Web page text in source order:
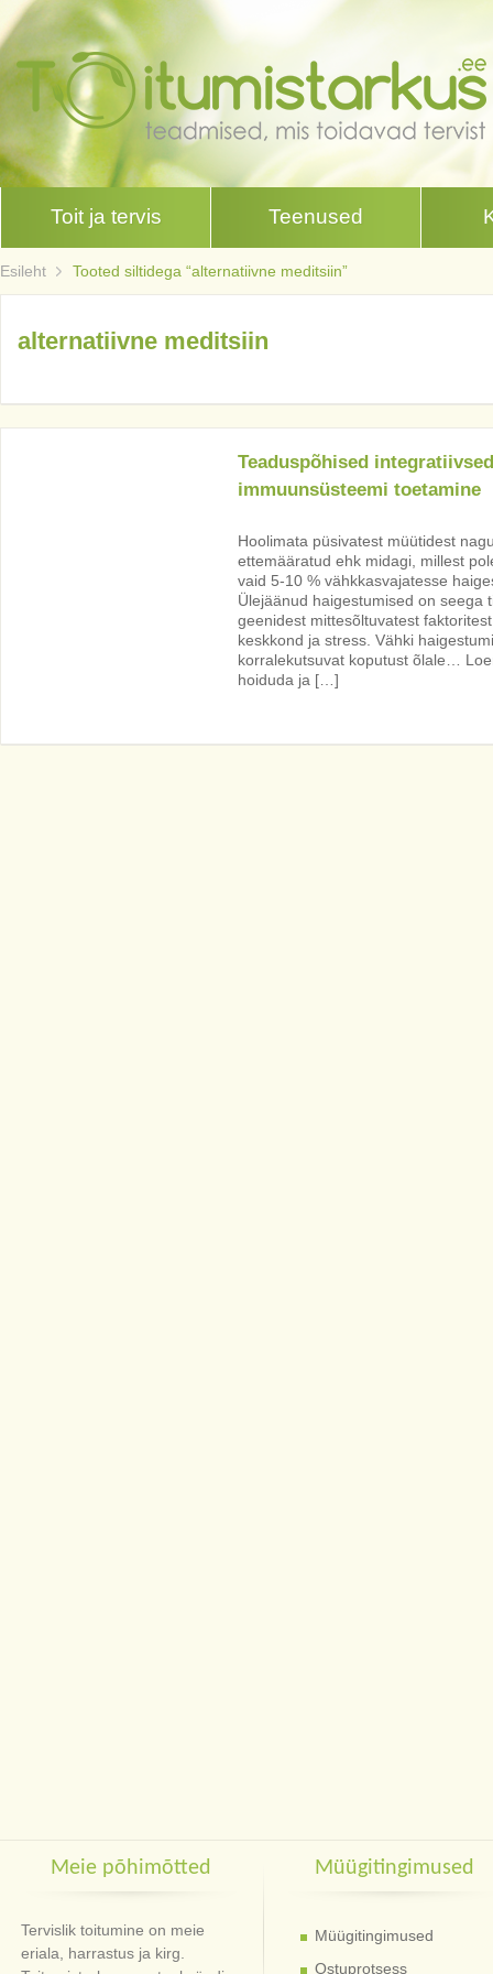
Toit ja tervis Teenused
Esileht Tooted siltidega “alternatiivne meditsiin”
alternatiivne meditsiin
Teaduspõhised
immuunsüsteemi toetamine
Hoolimata püsivatest müütidest
ettemääratud ehk midagi, millest
vaid 5-10 % vähkkasvajatesse
Ülejäänud haigestumised on seega
geenidest mittesõltuvatest
keskkond ja stress. Vähki
korralekutsuvat koputust õlale…
hoiduda ja […]
Meie põhimõtted
Tervislik toitumine on meie
eriala, harrastus ja kirg.
Müügitingimused
Müügitingimused
Ostuprotsess